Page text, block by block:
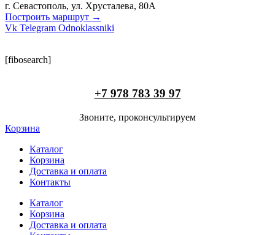
г. Севастополь, ул. Хрусталева, 80А
Построить маршрут →
Vk Telegram Odnoklassniki
[fibosearch]
+7 978 783 39 97
Звоните, проконсультируем
Корзина
Каталог
Корзина
Доставка и оплата
Контакты
Каталог
Корзина
Доставка и оплата